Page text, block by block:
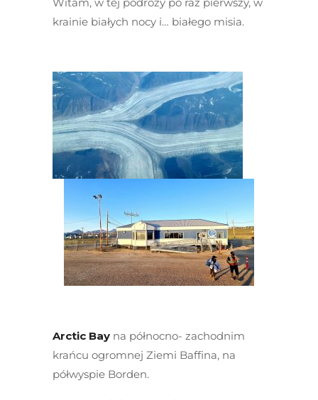
krainie białych nocy i… białego misia.
Arctic Bay na północno- zachodnim
krańcu ogromnej Ziemi Baffina, na
półwyspie Borden.